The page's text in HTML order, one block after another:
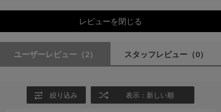
レビューを閉じる
ユーザーレビュー （2） スタッフレビュー （0）
絞り込み 表示：新しい順